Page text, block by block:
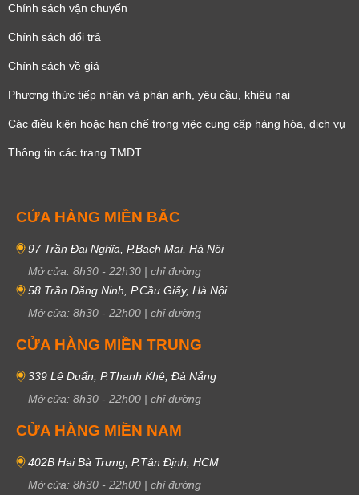
Chính sách vận chuyển
Chính sách đổi trả
Chính sách về giá
Phương thức tiếp nhận và phản ánh, yêu cầu, khiêu nại
Các điều kiện hoặc hạn chế trong việc cung cấp hàng hóa, dịch vụ
Thông tin các trang TMĐT
CỬA HÀNG MIỀN BẮC
97 Trần Đại Nghĩa, P.Bạch Mai, Hà Nội
Mở cửa: 8h30 - 22h30 | chỉ đường
58 Trần Đăng Ninh, P.Cầu Giấy, Hà Nội
Mở cửa: 8h30 - 22h00 | chỉ đường
CỬA HÀNG MIỀN TRUNG
339 Lê Duẩn, P.Thanh Khê, Đà Nẵng
Mở cửa: 8h30 - 22h00 | chỉ đường
CỬA HÀNG MIỀN NAM
402B Hai Bà Trưng, P.Tân Định, HCM
Mở cửa: 8h30 - 22h00 | chỉ đường